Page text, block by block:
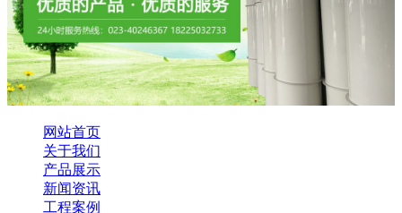
网站首页
关于我们
产品展示
新闻资讯
工程案例